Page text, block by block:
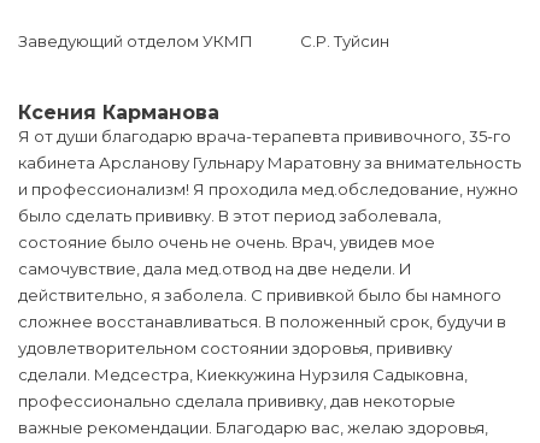
Заведующий отделом УКМП С.Р. Туйсин
Ксения Карманова
Я от души благодарю врача-терапевта прививочного, 35-го
кабинета Арсланову Гульнару Маратовну за внимательность
и профессионализм! Я проходила мед.обследование, нужно
было сделать прививку. В этот период заболевала,
состояние было очень не очень. Врач, увидев мое
самочувствие, дала мед.отвод на две недели. И
действительно, я заболела. С прививкой было бы намного
сложнее восстанавливаться. В положенный срок, будучи в
удовлетворительном состоянии здоровья, прививку
сделали. Медсестра, Киеккужина Нурзиля Садыковна,
профессионально сделала прививку, дав некоторые
важные рекомендации. Благодарю вас, желаю здоровья,